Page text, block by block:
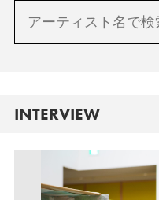
INTERVIEW